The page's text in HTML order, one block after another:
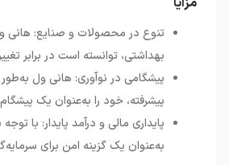
تنوع در محصولات و صنایع: هانی
بهداشتی، توانسته است در برابر
پیشگامی در نوآوری: هانی ول
پیشرفته، خود را به‌عنوان یک
پایداری مالی و درآمد پایدار: با
به‌عنوان یک گزینه امن برای